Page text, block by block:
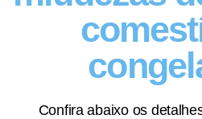
Confira abaixo os